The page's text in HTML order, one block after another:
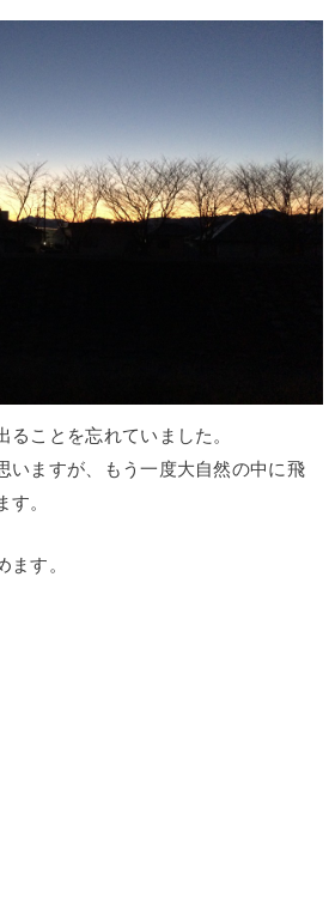
ることを忘れていました。
いますが、もう一度大自然の中に飛
す。
ます。